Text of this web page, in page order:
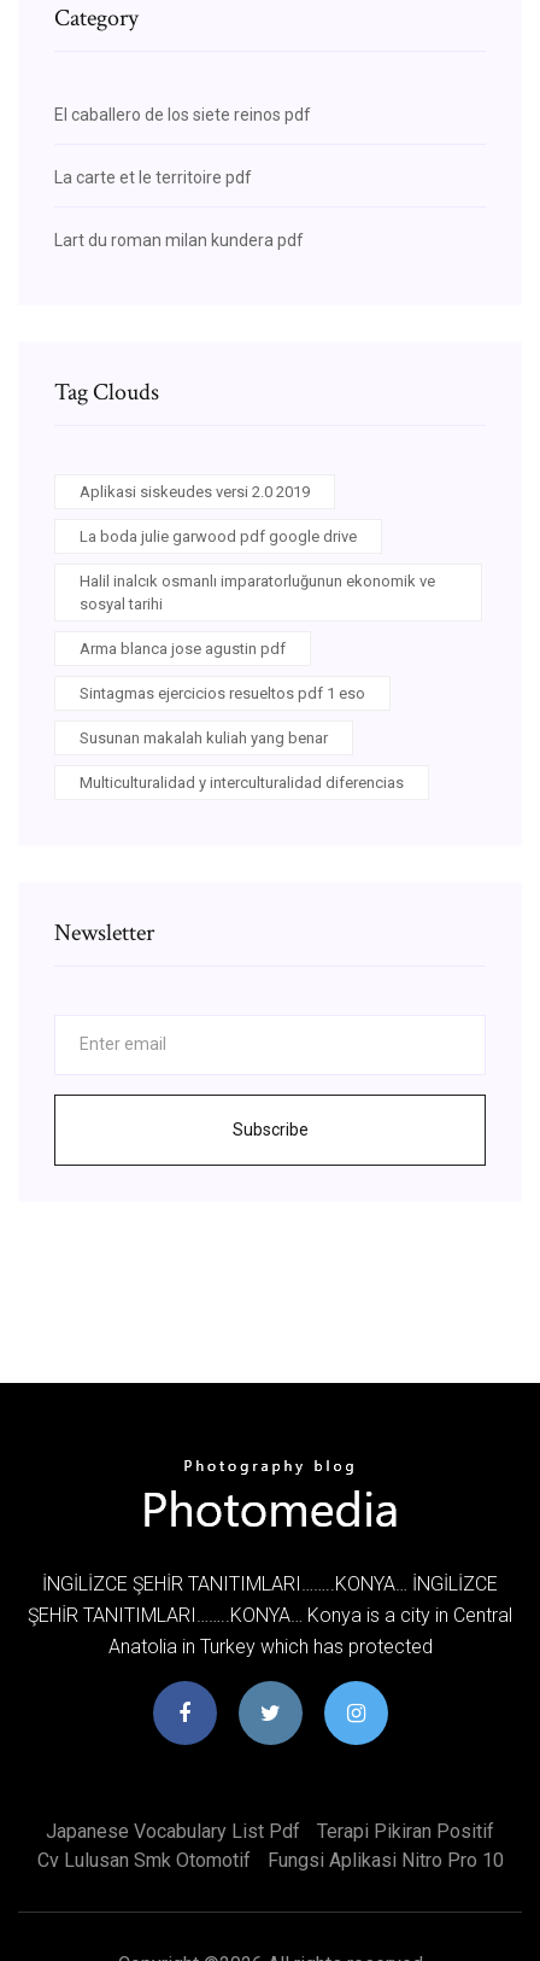
Category
El caballero de los siete reinos pdf
La carte et le territoire pdf
Lart du roman milan kundera pdf
Tag Clouds
Aplikasi siskeudes versi 2.0 2019
La boda julie garwood pdf google drive
Halil inalcık osmanlı imparatorluğunun ekonomik ve
sosyal tarihi
Arma blanca jose agustin pdf
Sintagmas ejercicios resueltos pdf 1 eso
Susunan makalah kuliah yang benar
Multiculturalidad y interculturalidad diferencias
Newsletter
Subscribe
İNGİLİZCE ŞEHİR TANITIMLARI……..KONYA… İNGİLİZCE
ŞEHİR TANITIMLARI……..KONYA… Konya is a city in Central
Anatolia in Turkey which has protected
Japanese Vocabulary List Pdf
Terapi Pikiran Positif
Cv Lulusan Smk Otomotif
Fungsi Aplikasi Nitro Pro 10